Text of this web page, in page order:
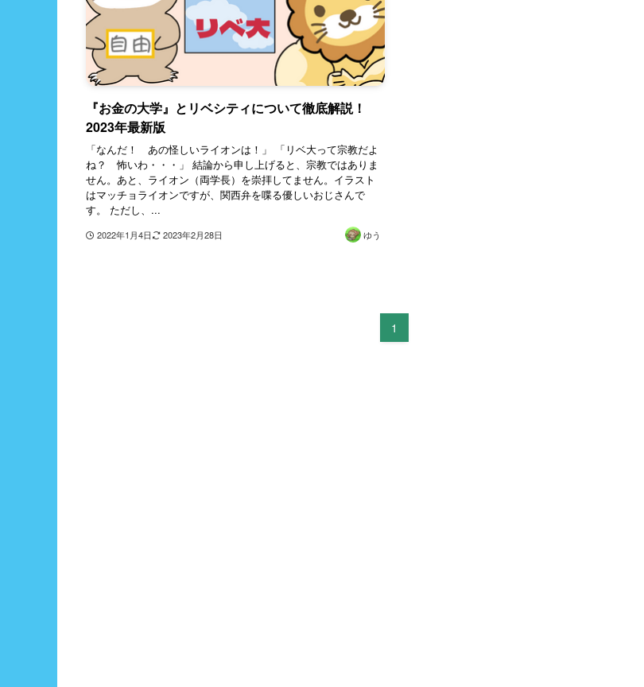
『お金の大学』とリベシティについて徹底解説！
2023年最新版
「なんだ！ あの怪しいライオンは！」 「リベ大って宗教だよ
ね？ 怖いわ・・・」 結論から申し上げると、宗教ではありま
せん。あと、ライオン（両学長）を崇拝してません。イラスト
はマッチョライオンですが、関西弁を喋る優しいおじさんで
す。 ただし、...
2022年1月4日 2023年2月28日 ゆう
1